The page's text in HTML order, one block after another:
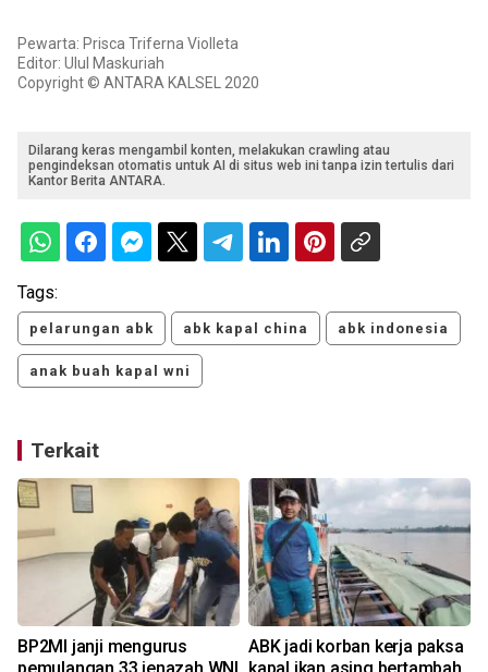
Pewarta: Prisca Triferna Violleta
Editor: Ulul Maskuriah
Copyright © ANTARA KALSEL 2020
Dilarang keras mengambil konten, melakukan crawling atau
pengindeksan otomatis untuk AI di situs web ini tanpa izin tertulis dari
Kantor Berita ANTARA.
Tags:
pelarungan abk abk kapal china abk indonesia
anak buah kapal wni
Terkait
BP2MI janji mengurus
ABK jadi korban kerja paksa